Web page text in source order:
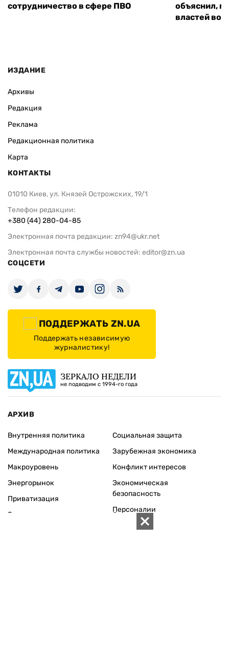
сотрудничество в сфере ПВО
объяснил,
властей
ИЗДАНИЕ
Архивы
Редакция
Реклама
Редакционная политика
Карта
КОНТАКТЫ
01010 Киев, ул. Князей Острожских, 19/1
Телефон редакции:
+380 (44) 280-04-85
Электронная почта редакции: zn94@ukr.net
Электронная почта службы новостей: editor@zn.ua
СОЦСЕТИ
ПОДДЕРЖАТЬ ZN.UA
Поддержать независимую
журналистику!
ЗЕРКАЛО НЕДЕЛИ
не подводим с 1994-го года
АРХИВ
Внутренняя политика
Международная политика
Макроуровень
Энергорынок
Приватизация
Экономика регионов
Социальная защита
Зарубежная экономика
Конфликт интересов
Экономическая
безопасность
Персоналии
Социум
История